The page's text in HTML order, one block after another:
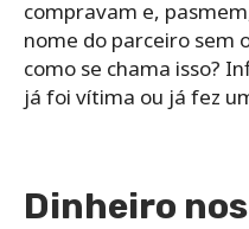
compravam e,
nome do parceiro sem
como se chama isso?
já foi vítima ou já fez
Dinheiro nos